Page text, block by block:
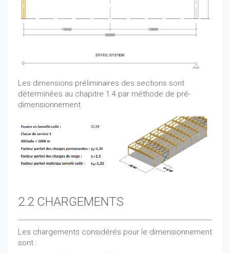
Les dimensions préliminaires des sections sont
déterminées au chapitre 1.4 par méthode de pré-
dimensionnement
2.2 CHARGEMENTS
Les chargements considérés pour le dimensionnement
sont :